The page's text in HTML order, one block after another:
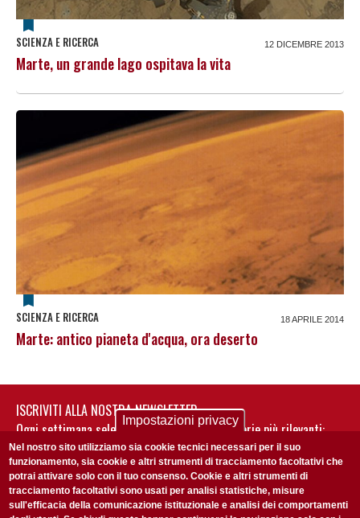
SCIENZA E RICERCA 12 DICEMBRE 2013
Marte, un grande lago ospitava la vita
SCIENZA E RICERCA 18 APRILE 2014
Marte: antico pianeta d'acqua, ora deserto
ISCRIVITI ALLA NOSTRA NEWSLETTER
Ogni settimana selezioniamo per te nostre storie più rilevanti:
non perderti gli aggiornamenti della nostra newsletter
Impostazioni privacy
Nel nostro sito utilizziamo sia cookie tecnici necessari per il suo
funzionamento, sia cookie e altri strumenti di tracciamento facoltativi che
potrai attivare solo con il tuo consenso. Cookie e altri strumenti di
tracciamento facoltativi sono usati per analisi statistiche, misure
sull'efficacia della comunicazione istituzionale e analisi dei comportamenti